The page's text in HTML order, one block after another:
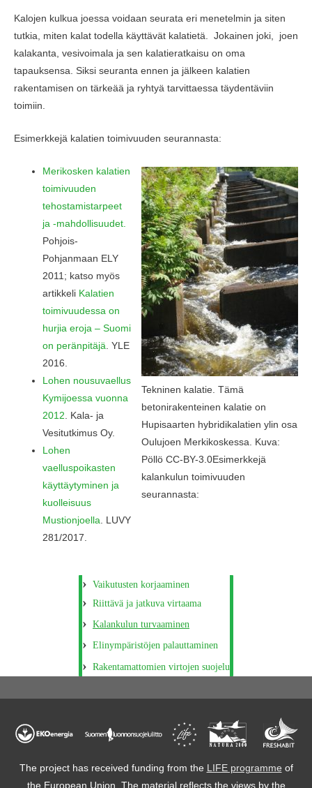
Kalojen kulkua joessa voidaan seurata eri menetelmin ja siten
tutkia, miten kalat todella käyttävät kalatietä. Jokainen joki, joen
kalakanta, vesivoimala ja sen kalatieratkaisu on oma
tapauksensa. Siksi seuranta ennen ja jälkeen kalatien
rakentamisen on tärkeää ja ryhtyä tarvittaessa täydentäviin
toimiin.
Esimerkkejä kalatien toimivuuden seurannasta:
Tekninen kalatie. Tämä
betonirakenteinen kalatie on
Hupisaarten hybridikalatien ylin osa
Oulujoen Merkikoskessa. Kuva:
Pöllö CC-BY-3.0Esimerkkejä
kalankulun toimivuuden
seurannasta:
Merikosken kalatien
toimivuuden
tehostamistarpeet
ja -mahdollisuudet.
Pohjois-
Pohjanmaan ELY
2011; katso myös
artikkeli Kalatien
toimivuudessa on
hurjia eroja – Suomi
on peränpitäjä . YLE
2016.
Lohen nousuvaellus
Kymijoessa vuonna
2012 . Kala- ja
Vesitutkimus Oy.
Lohen
vaelluspoikasten
käyttäytyminen ja
kuolleisuus
Mustionjoella . LUVY
281/2017.
Vaikutusten korjaaminen
Riittävä ja jatkuva virtaama
Kalankulun turvaaminen
Elinympäristöjen palauttaminen
Rakentamattomien virtojen suojelu
The project has received funding from the LIFE programme of
the European Union. The material reflects the views by the